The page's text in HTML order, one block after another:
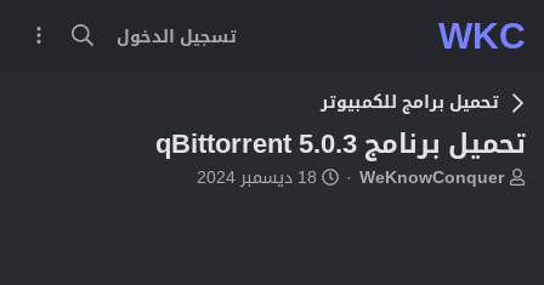
WKC تسجيل الدخول
تحميل برامج للكمبيوتر
تحميل برنامج qBittorrent 5.0.3
بWeKnowConquer
ت18 ديسمبر 2024